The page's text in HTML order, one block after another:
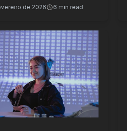
de 2026 6 min read